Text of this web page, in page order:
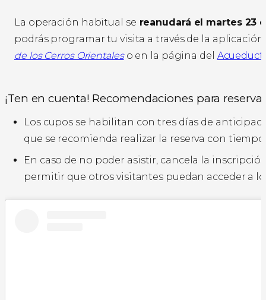
La operación habitual se reanudará el martes 23
podrás programar tu visita a través de la aplicación
de los Cerros Orientaleso en la página del
¡Ten en cuenta! Recomendaciones para reservar
Los cupos se habilitan con tres días de
que se recomienda realizar la reserva con
En caso de no poder asistir, cancela la
permitir que otros visitantes puedan acceder a